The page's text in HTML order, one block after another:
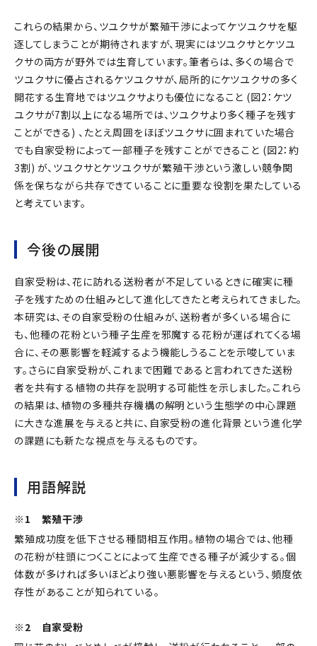
これらの結果から、ツユクサが繁殖干渉によってケツユクサを駆
逐してしまうことが期待されますが、現実にはツユクサとケツユ
クサの両方が野外では生育しています。筆者らは、多くの場合で
ツユクサに優占されるケツユクサが、局所的にケツユクサの多く
開花する生育地ではツユクサよりも優位になること (図2：ケツ
ユクサが7割以上になる場所では、ツユクサより多く種子を残す
ことができる) 、たとえ周囲をほぼツユクサに囲まれていた場合
でも自家受粉によって一部種子を残すことができること (図2：約
3割) が、ツユクサとケツユクサが繁殖干渉という激しい競争関
係を保ちながら共存できていることに重要な役割を果たしている
と考えています。
今後の展開
自家受粉は、花に訪れる送粉者が不足しているときに確実に種
子を残すための仕組みとして進化してきたと考えられてきました。
本研究は、その自家受粉の仕組みが、送粉者が多くいる場合に
も、他種の花粉という種子生産を邪魔する花粉が運ばれてくる場
合に、その悪影響を軽減するよう機能しうることを示唆していま
す。さらに自家受粉が、これまで困難であると言われてきた送粉
者を共有する植物の共存を説明する可能性を示しました。これら
の結果は、植物の多種共存機構の解明という生態学の中心課題
に大きな進展を与えると共に、自家受粉の進化背景という進化学
の課題にも新たな視点を与えるものです。
用語解説
※1 繁殖干渉
繁殖成功度を低下させる種間相互作用。植物の場合では、他種
の花粉が柱頭につくことによって生産できる種子が減少する。個
体数が多ければ多いほどより強い悪影響を与えるという、頻度依
存性があることが知られている。
※2 自家受粉